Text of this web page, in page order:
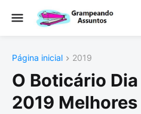
Página inicial 2019
O Boticário
2019